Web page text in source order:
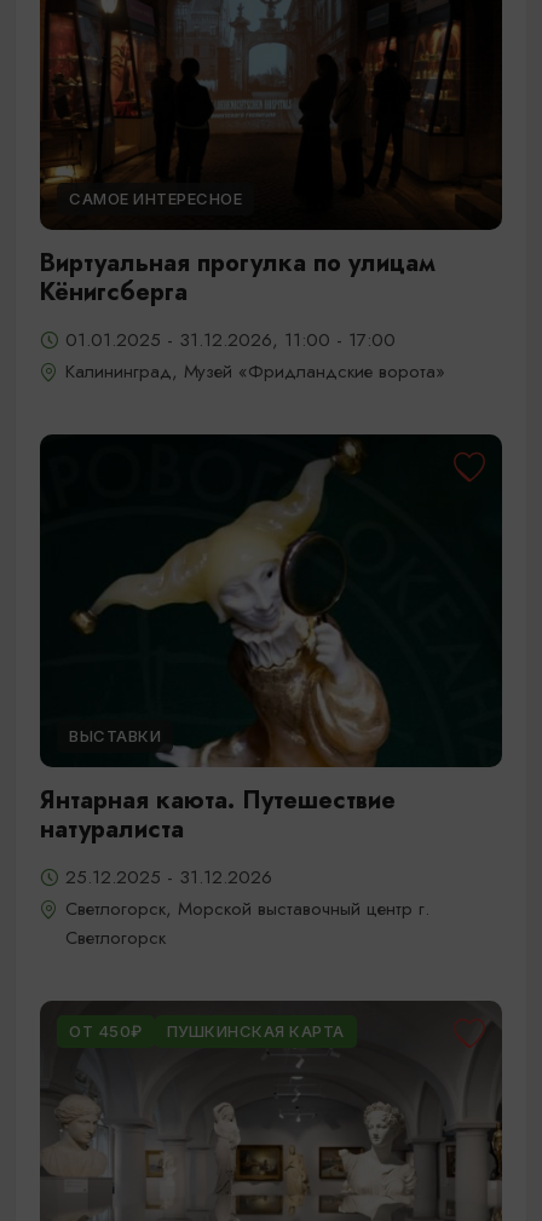
САМОЕ ИНТЕРЕСНОЕ
Виртуальная прогулка по улицам
Кёнигсберга
01.01.2025 - 31.12.2026, 11:00 - 17:00
Калининград, Музей «Фридландские ворота»
ВЫСТАВКИ
Янтарная каюта. Путешествие
натуралиста
25.12.2025 - 31.12.2026
Светлогорск, Морской выставочный центр г.
Светлогорск
ОТ 450₽ ПУШКИНСКАЯ КАРТА